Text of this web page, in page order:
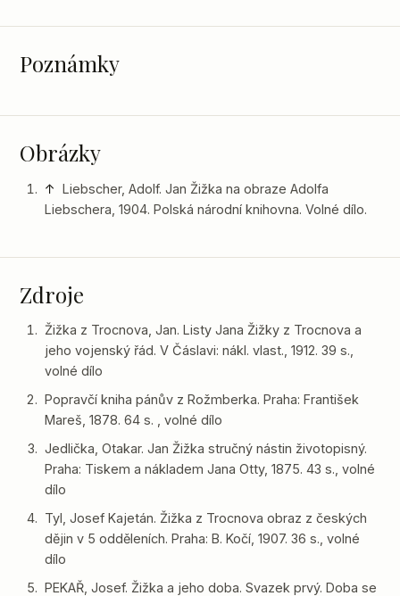
Poznámky
Obrázky
↑ Liebscher, Adolf. Jan Žižka na obraze Adolfa
Liebschera, 1904. Polská národní knihovna. Volné dílo.
Zdroje
Žižka z Trocnova, Jan. Listy Jana Žižky z Trocnova a
jeho vojenský řád. V Čáslavi: nákl. vlast., 1912. 39 s.,
volné dílo
Popravčí kniha pánův z Rožmberka. Praha: František
Mareš, 1878. 64 s. , volné dílo
Jedlička, Otakar. Jan Žižka stručný nástin životopisný.
Praha: Tiskem a nákladem Jana Otty, 1875. 43 s., volné
dílo
Tyl, Josef Kajetán. Žižka z Trocnova obraz z českých
dějin v 5 odděleních. Praha: B. Kočí, 1907. 36 s., volné
dílo
PEKAŘ, Josef. Žižka a jeho doba. Svazek prvý. Doba se